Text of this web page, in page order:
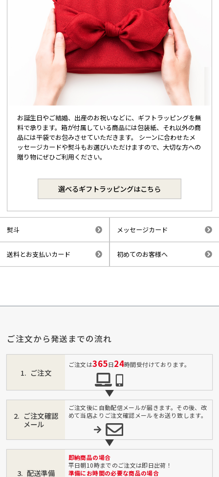
お誕生日やご結婚、出産のお祝いなどに、ギフトラッピングを無
料で承ります。箱が付属している商品には包装紙、それ以外の商
品には平袋でお包みさせていただきます。 シーンに合わせたメ
ッセージカードや熨斗もお選びいただけますので、大切な方への
贈り物にぜひご利用ください。
選べるギフトラッピングはこちら
熨斗 メッセージカード
送料とお支払いカード 初めてのお客様へ
ご注文から発送までの流れ
ご注文
ご注文は365日24時間受付けております。
ご注文確認
メール
ご注文後に自動配信メールが届きます。その後、改
めて当店よりご注文確認メールをお送り致します。
配送準備
即納商品の場合
平日朝10時までのご注文は即日出荷！
準備にお時間の必要な商品の場合